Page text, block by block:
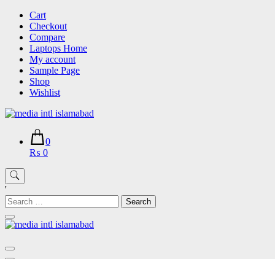
Skip
content
Cart
Checkout
Compare
Laptops Home
My account
Sample Page
Shop
Wishlist
0
₨ 0
'
Search
for: